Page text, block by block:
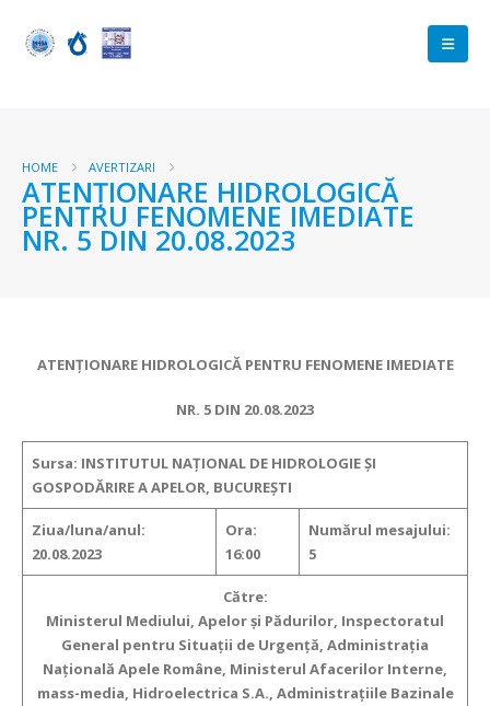
HOME AVERTIZARI
ATENŢIONARE HIDROLOGICĂ
PENTRU FENOMENE IMEDIATE
NR. 5 DIN 20.08.2023
ATENŢIONARE HIDROLOGICĂ PENTRU FENOMENE IMEDIATE
NR. 5 DIN 20.08.2023
Sursa: INSTITUTUL NAȚIONAL DE HIDROLOGIE ȘI
GOSPODĂRIRE A APELOR, BUCUREȘTI
Ziua/luna/anul:
20.08.2023
Ora:
16:00
Numărul mesajului:
5
Către:
Ministerul Mediului, Apelor şi Pădurilor, Inspectoratul
General pentru Situaţii de Urgenţă, Administraţia
Naţională Apele Române, Ministerul Afacerilor Interne,
mass-media, Hidroelectrica S.A., Administraţiile Bazinale